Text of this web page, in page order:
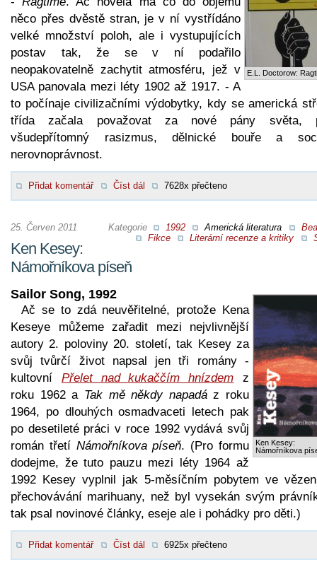
E.L. Doctorow:
něco přes dvěstě stran, je v ní vystřídáno
velké množství poloh, ale i vystupujících
postav tak, že se v ní podařilo
neopakovatelně zachytit atmosféru, jež v
USA panovala mezi léty 1902 až 1917. - A
to počínaje civilizačními výdobytky, kdy se americká
třída začala považovat za nové pány světa,
všudepřítomný rasizmus, dělnické bouře a
nerovnoprávnost.
Přidat komentář Číst dál 7628x přečteno
Kategorie 1992 Americká literatura
Fikce
Literární recenze a kritiky
25. Červen 2011
Ken Kesey:
Námořníkova píseň
Ken Kesey:
Námořníkova
Sailor Song, 1992
Ač se to zdá neuvěřitelné, protože Kena
Keseye můžeme zařadit mezi nejvlivnější
autory 2. poloviny 20. století, tak Kesey za
svůj tvůrčí život napsal jen tři romány -
kultovní Přelet nad kukaččím hnízdem z
roku 1962 a Tak mě někdy napadáz roku
1964, po dlouhých osmadvaceti letech pak
po desetileté práci v roce 1992 vydává svůj
román třetí Námořníkova píseň. (Pro formu
dodejme, že tuto pauzu mezi léty 1964 až
1992 Kesey vyplnil jak 5-měsíčním pobytem ve
přechovávání marihuany, než byl vysekán svým
tak psal novinové články, eseje ale i pohádky pro děti.)
Přidat komentář Číst dál 6925x přečteno